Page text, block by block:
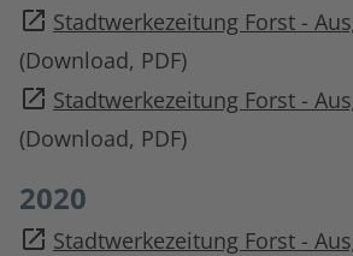
Stadtwerkezeitung Forst -
(Download, PDF)
Stadtwerkezeitung Forst -
(Download, PDF)
2020
Stadtwerkezeitung Forst -